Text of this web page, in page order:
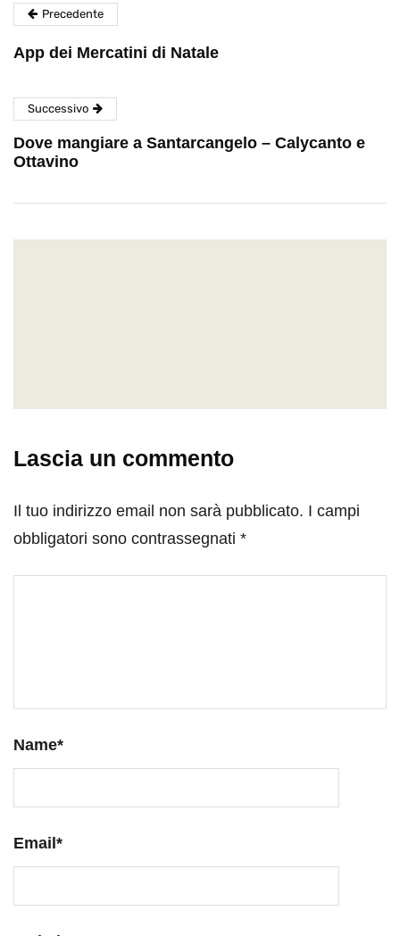
Precedente
App dei Mercatini di Natale
Successivo
Dove mangiare a Santarcangelo – Calycanto e
Ottavino
Lascia un commento
Il tuo indirizzo email non sarà pubblicato. I campi
obbligatori sono contrassegnati *
Name*
Email *